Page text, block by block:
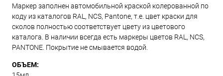
Маркер заполнен автомобильной краской колерованной по
коду из каталогов RAL, NCS, Pantone, т.е. цвет краски для
сколов полностью соответствует цвету из цветового
каталога. В наличии всегда есть маркеры цветов RAL, NCS,
PANTONE. Покрытие не смывается водой.
ОБЪЕМ: